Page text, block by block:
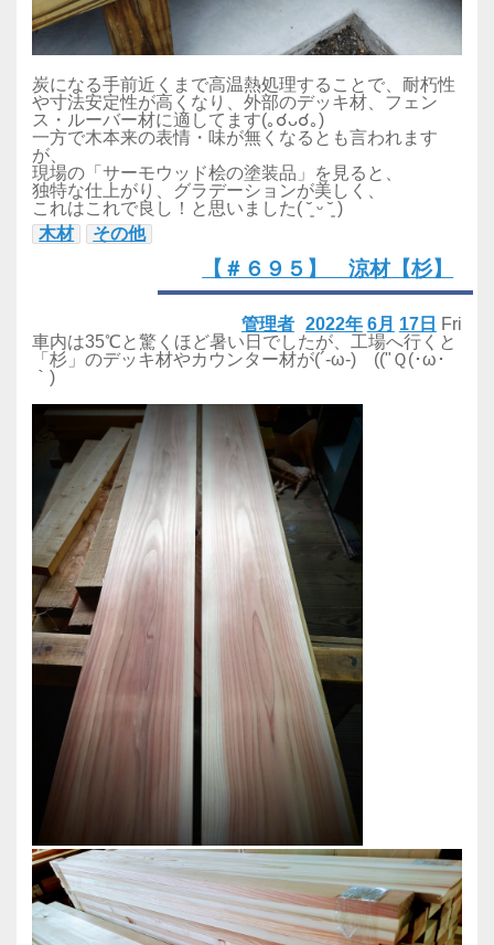
炭になる手前近くまで高温熱処理することで、耐朽性
や寸法安定性が高くなり、外部のデッキ材、フェン
ス・ルーバー材に適してます(｡☌ᴗ☌｡)
一方で木本来の表情・味が無くなるとも言われます
が、
現場の「サーモウッド桧の塗装品」を見ると、
独特な仕上がり、グラデーションが美しく、
これはこれで良し！と思いました( ˘͈ ᵕ ˘͈ )
木材
その他
【＃６９５】 涼材【杉】
2022年 6月 17日 Fri
管理者
車内は35℃と驚くほど暑い日でしたが、工場へ行くと
「杉」のデッキ材やカウンター材が(´-ω-) (("Ｑ(･ω･
｀)